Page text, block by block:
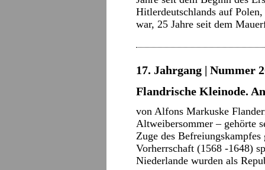
Hitlerdeutschlands auf
war, 25 Jahre seit dem
17. Jahrgang | Nummer
Flandrische Kleinode.
von Alfons Markuske
Altweibersommer – gehörte
Zuge des Befreiungskampfes
Vorherrschaft (1568 -1648)
Niederlande wurden als